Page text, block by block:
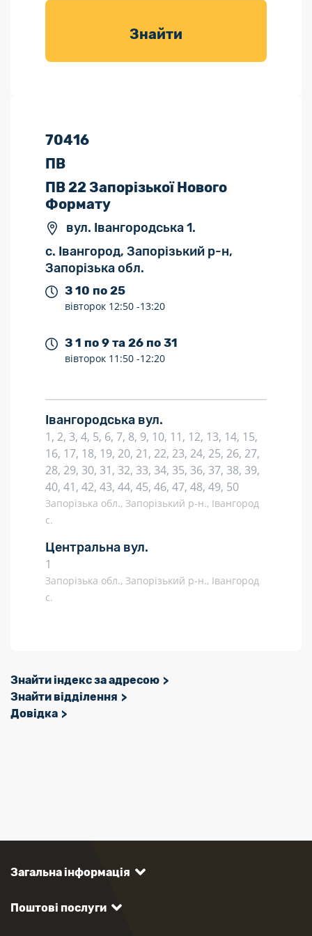
товарів для
Знайти
70416
ПВ
ПВ 22 Запорізької Нового
Формату
вул. Івангородська 1.
с. Івангород, Запорізький р-н,
Запорізька обл.
З 10 по 25
вівторок 12:50 -13:20
З 1 по 9 та 26 по 31
вівторок 11:50 -12:20
Івангородська вул.
1, 2, 3, 4, 5, 6, 7, 8, 9, 10, 11, 12, 13, 14, 15,
16, 17, 18, 19, 20, 21, 22, 23, 24, 25, 26, 27,
28, 29, 30, 31, 32, 33, 34, 35, 36, 37, 38, 39,
40, 41, 42, 43, 44, 45, 46, 47, 48, 49, 50
Запорізька обл., Запорізький р-н., Івангород
с.
Центральна вул.
1
Запорізька обл., Запорізький р-н., Івангород
с.
Знайти індекс за адресою
Знайти відділення
Довідка
Загальна інформація
Поштові послуги